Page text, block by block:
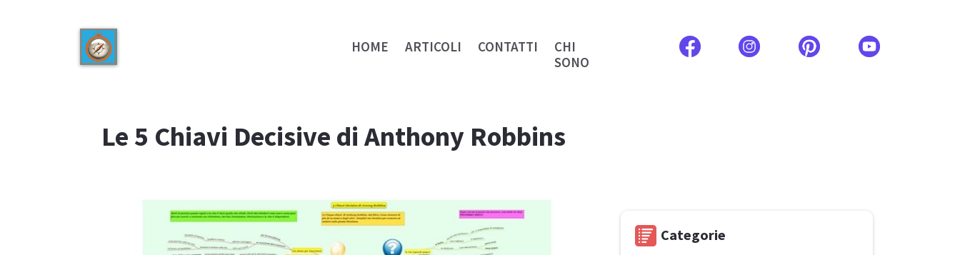
HOME ARTICOLI CONTATTI
CHI
SONO
Le 5 Chiavi Decisive di Anthony Robbins
Categorie